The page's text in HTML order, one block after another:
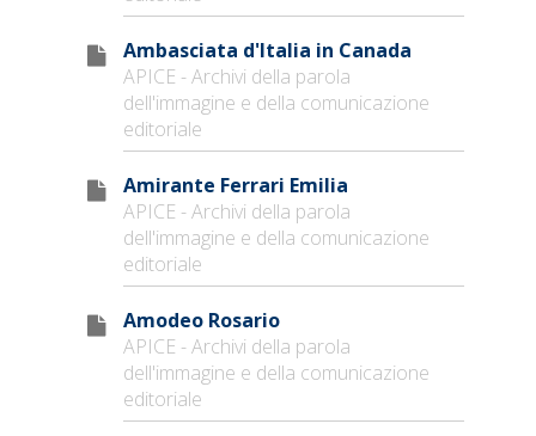
Ambasciata d'Italia in Canada
APICE - Archivi della parola
dell'immagine e della comunicazione
editoriale
Amirante Ferrari Emilia
APICE - Archivi della parola
dell'immagine e della comunicazione
editoriale
Amodeo Rosario
APICE - Archivi della parola
dell'immagine e della comunicazione
editoriale